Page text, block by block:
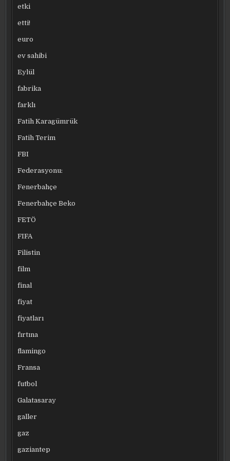
etki
etti!
euro
ev sahibi
Eylül
fabrika
farklı
Fatih Karagümrük
Fatih Terim
FBI
Federasyonu:
Fenerbahçe
Fenerbahçe Beko
FETÖ
FIFA
Filistin
film
final
fiyat
fiyatları
fırtına
flamingo
Fransa
futbol
Galatasaray
galler
gaz
gaziantep